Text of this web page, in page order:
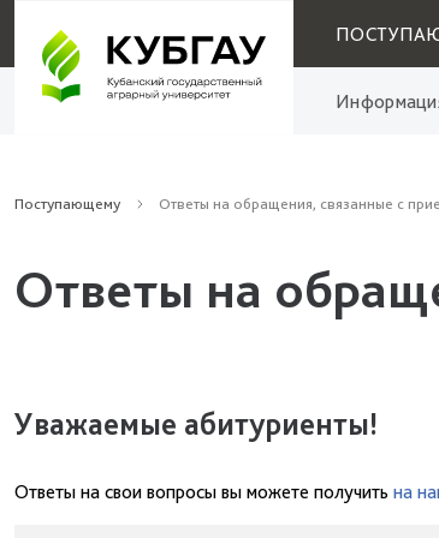
Поступающему Ответы на обращения, связанные с
Ответы на
Уважаемые абитуриенты!
Ответы на свои вопросы вы можете получить на